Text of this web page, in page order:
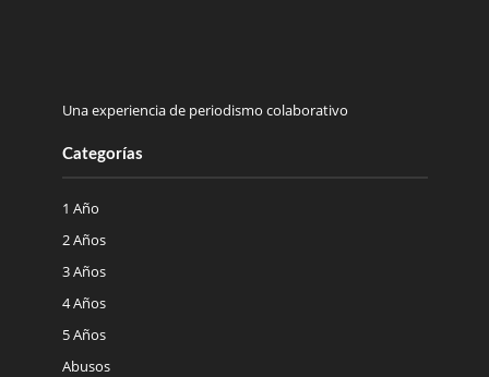
Una experiencia de periodismo colaborativo
Categorías
1 Año
2 Años
3 Años
4 Años
5 Años
Abusos